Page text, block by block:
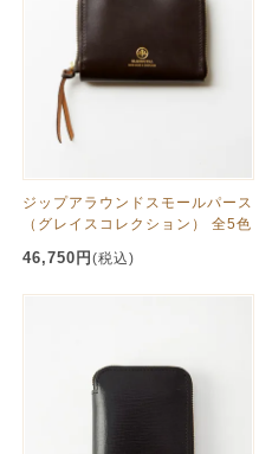
ジップアラウンドスモールパース
（グレイスコレクション） 全5色
46,750円 (税込)